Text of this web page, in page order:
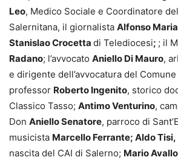
Leo, Medico Sociale e Coordinatore
Salernitana, il giornalista Alfonso
Stanislao Crocetta di Telediocesi; ; il
Radano; l’avvocato Aniello Di Mauro,
e dirigente dell’avvocatura del
professor Roberto Ingenito, storico
Classico Tasso; Antimo Venturino,
Don Aniello Senatore, parroco di
musicista Marcello Ferrante; Aldo Tisi,
nascita del CAI di Salerno; Mario